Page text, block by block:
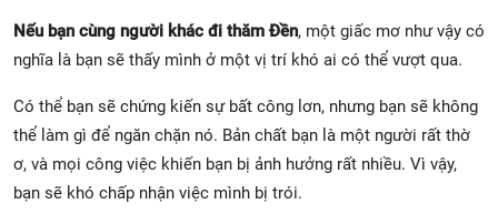
Nếu bạn cùng người khác đi thăm Đền, một giấc mơ như vậy có
nghĩa là bạn sẽ thấy mình ở một vị trí khó ai có thể vượt qua.
Có thể bạn sẽ chứng kiến sự bất công lơn, nhưng bạn sẽ không
thể làm gì để ngăn chặn nó. Bản chất bạn là một người rất thờ
ơ, và mọi công việc khiến bạn bị ảnh hưởng rất nhiều. Vì vậy,
bạn sẽ khó chấp nhận việc mình bị trói.